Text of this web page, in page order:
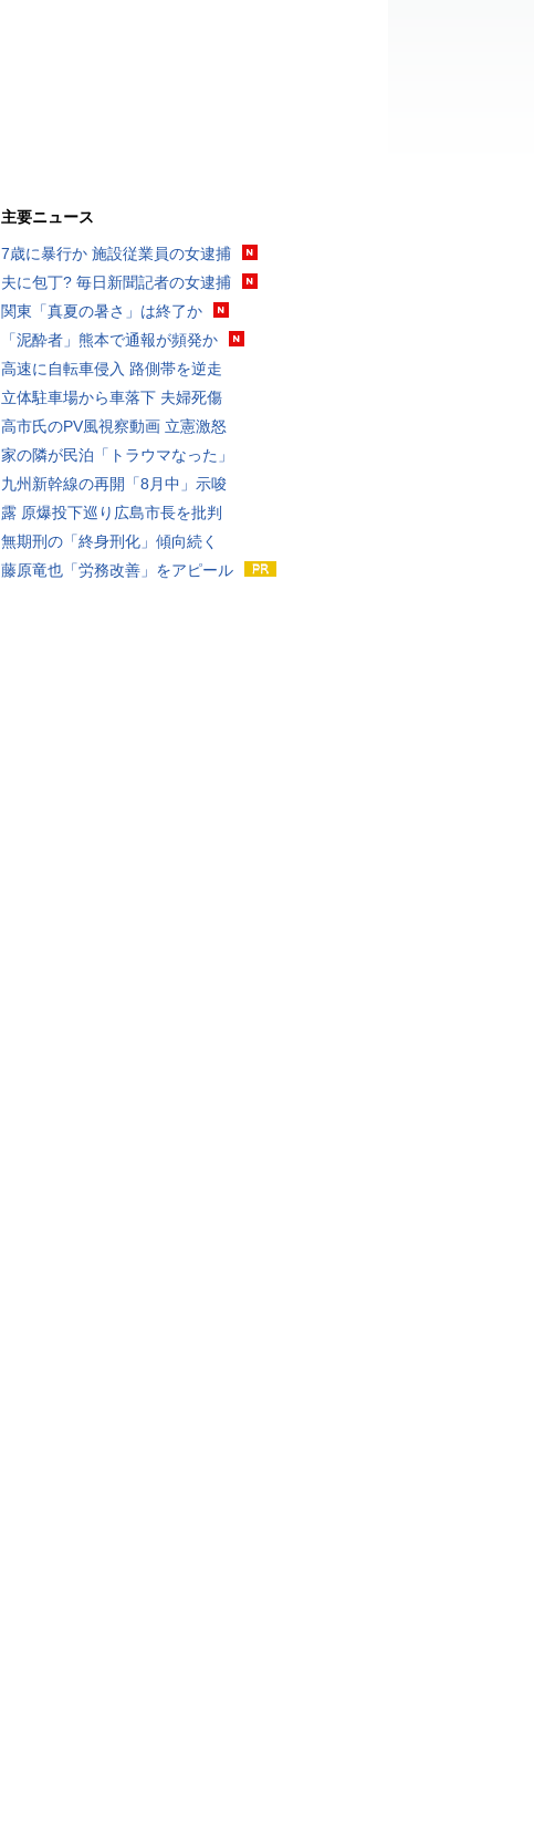
主要ニュース
7歳に暴行か 施設従業員の女逮捕
夫に包丁? 毎日新聞記者の女逮捕
関東「真夏の暑さ」は終了か
「泥酔者」熊本で通報が頻発か
高速に自転車侵入 路側帯を逆走
立体駐車場から車落下 夫婦死傷
高市氏のPV風視察動画 立憲激怒
家の隣が民泊「トラウマなった」
九州新幹線の再開「8月中」示唆
露 原爆投下巡り広島市長を批判
無期刑の「終身刑化」傾向続く
藤原竜也「労務改善」をアピール